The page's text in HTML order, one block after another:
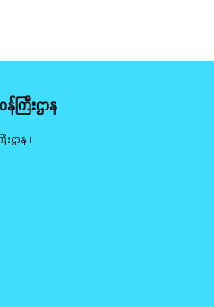
ကြီးဌာန
ဌာန ၊